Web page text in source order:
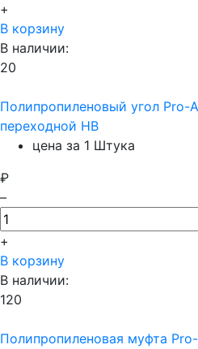
+
В корзину
В наличии:
20
Полипропиленовый угол Pro-
переходной НВ
цена за 1 Штука
₽
–
+
В корзину
В наличии:
120
Полипропиленовая муфта